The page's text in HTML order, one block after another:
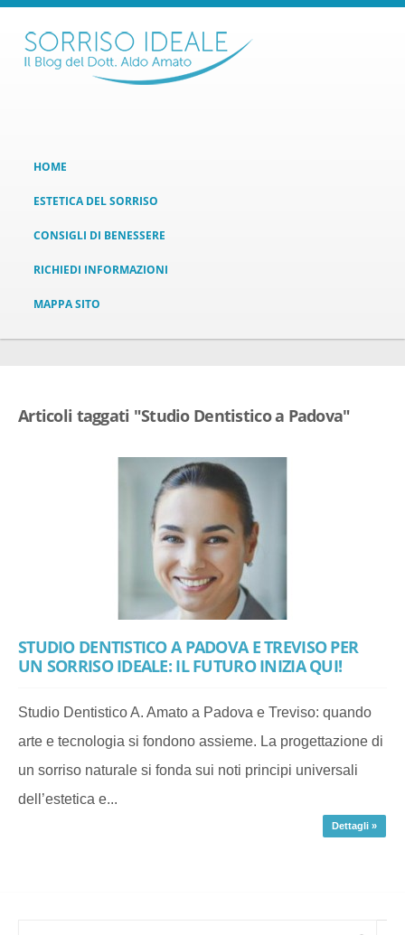
HOME
ESTETICA DEL SORRISO
CONSIGLI DI BENESSERE
RICHIEDI INFORMAZIONI
MAPPA SITO
Articoli taggati "Studio Dentistico a Padova"
STUDIO DENTISTICO A PADOVA E TREVISO PER
UN SORRISO IDEALE: IL FUTURO INIZIA QUI!
Studio Dentistico A. Amato a Padova e Treviso: quando
arte e tecnologia si fondono assieme. La progettazione di
un sorriso naturale si fonda sui noti principi universali
dell’estetica e...
Dettagli »